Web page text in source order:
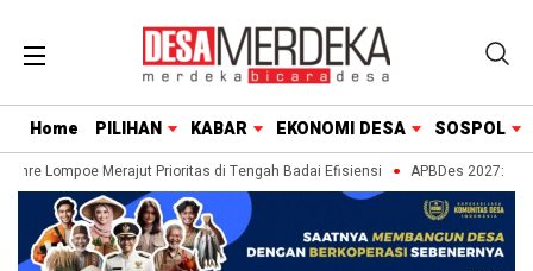
Home PILIHAN KABAR EKONOMI DESA SOSPOL
Lompoe Merajut Prioritas di Tengah Badai Efisiensi APBDes 2027: